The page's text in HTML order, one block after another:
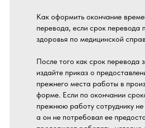
Как оформить окончание
перевода, если срок перевода
здоровья по медицинской
После того как срок перевода
издайте приказ о
прежнего места работы в
форме. Если по окончании
прежнюю работу сотруднику не
а он не потребовал ее